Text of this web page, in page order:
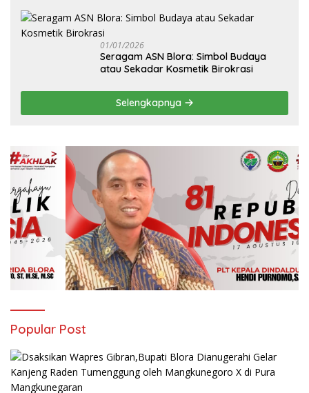
Blora
01/01/2026
‎Seragam ASN Blora: Simbol Budaya
atau Sekadar Kosmetik Birokrasi
Selengkapnya
Popular Post